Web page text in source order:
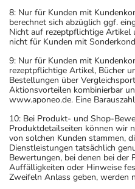
8: Nur für Kunden mit
berechnet sich abzüglich ggf.
Nicht auf rezeptpflichtige
nicht für Kunden mit
9: Nur für Kunden mit
rezeptpflichtige Artikel, Bücher
Bestellungen über
Aktionsvorteilen kombinierbar
www.aponeo.de. Eine
10: Bei Produkt- und Shop-
Produktdetailseiten können wir
von solchen Kunden stammen,
Dienstleistungen tatsächlich
Bewertungen, bei denen bei
Auffälligkeiten oder Hinweise
Zweifeln Anlass geben, werden